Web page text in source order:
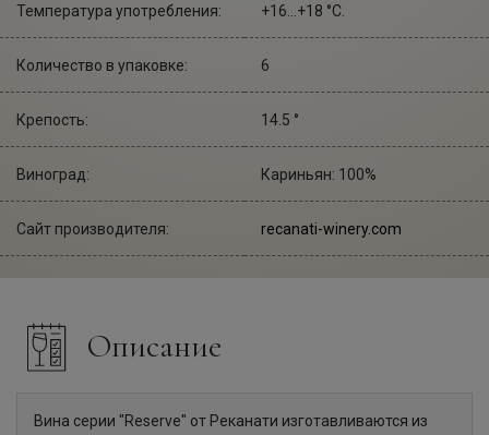
Температура употребления: +16...+18 °С.
Количество в упаковке: 6
Крепость: 14.5 °
Виноград: Кариньян: 100%
Сайт производителя: recanati-winery.com
Описание
Вина серии "Reserve" от Реканати изготавливаются из